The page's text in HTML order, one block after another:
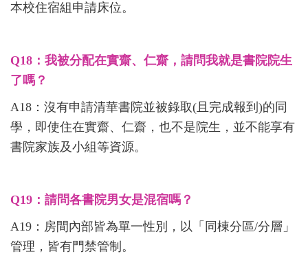
本校住宿組申請床位。
Q18：我被分配在實齋、仁齋，請問我就是書院院生
了嗎？
A18：沒有申請清華書院並被錄取(且完成報到)的同
學，即使住在實齋、仁齋，也不是院生，並不能享有
書院家族及小組等資源。
Q19：請問各書院男女是混宿嗎？
A19：房間內部皆為單一性別，以「同棟分區/分層」
管理，皆有門禁管制。